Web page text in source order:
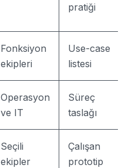
pratiği
Fonksiyon
ekipleri
Use-case
listesi
Operasyon
ve IT
Süreç
taslağı
Seçili
ekipler
Çalışan
prototip